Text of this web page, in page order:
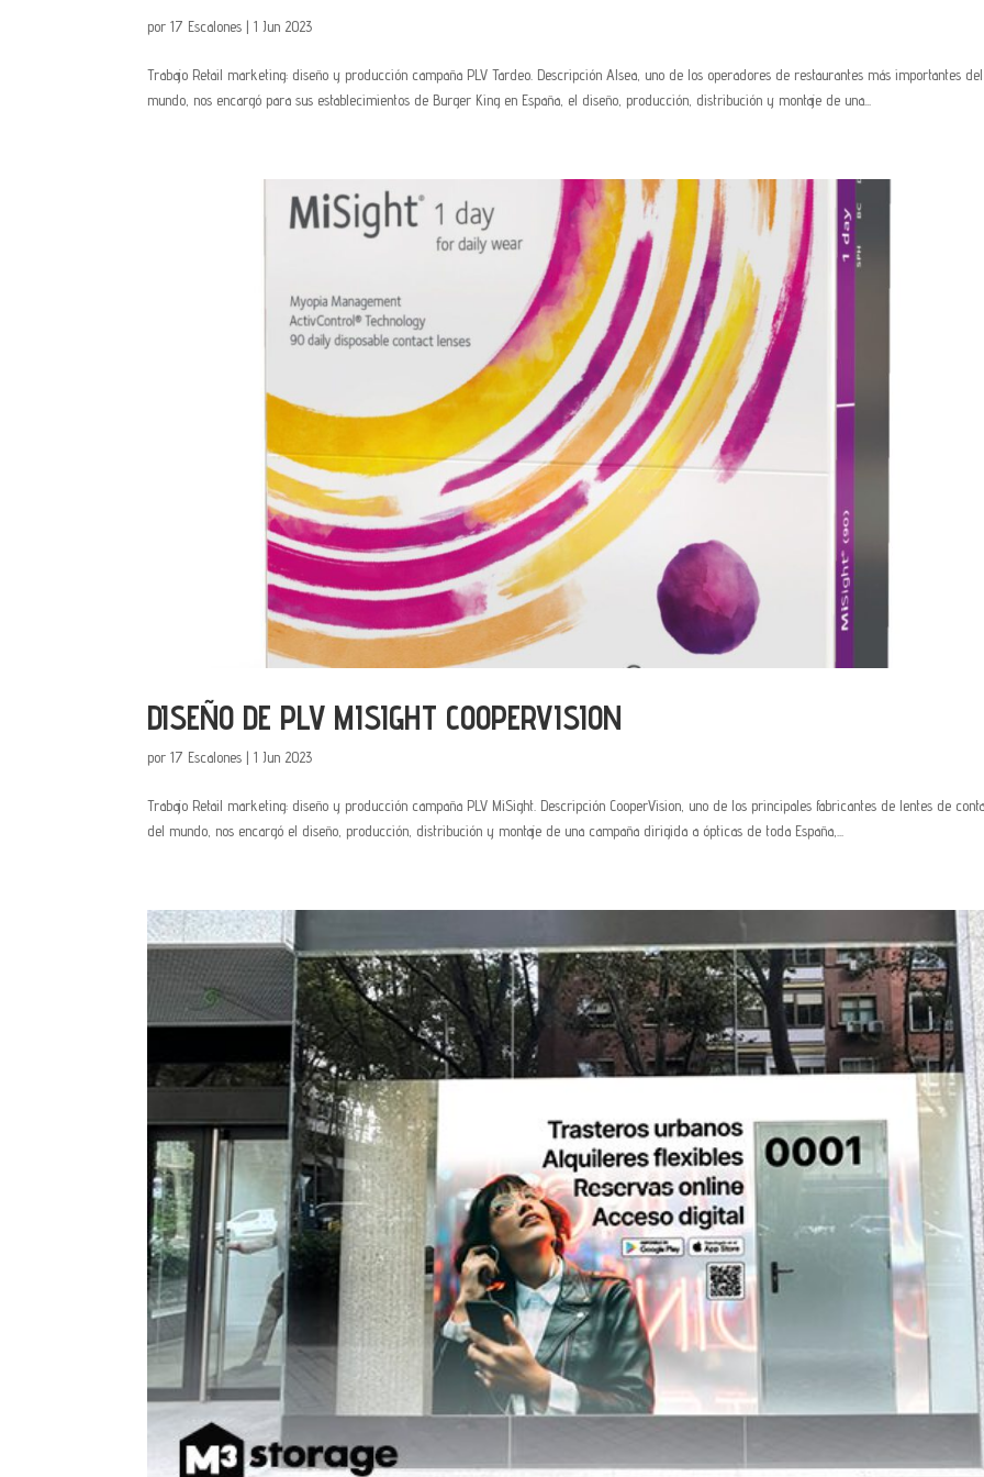
por17 Escalones |1 Jun 2023
Trabajo Retail marketing: diseño y producción campaña PLV Tardeo. Descripción Alsea, uno de los operadores de restaurantes más importantes del
mundo, nos encargó para sus establecimientos de Burger King en España, el diseño, producción, distribución y montaje de una...
DISEÑO DE PLV MISIGHT COOPERVISION
por17 Escalones |1 Jun 2023
Trabajo Retail marketing: diseño y producción campaña PLV MiSight. Descripción CooperVision, uno de los principales fabricantes de lentes de
del mundo, nos encargó el diseño, producción, distribución y montaje de una campaña dirigida a ópticas de toda España,...